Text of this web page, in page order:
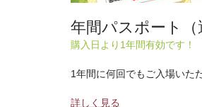
年間パスポート（
購入日より1年間有効です！
1年間に何回でもご入場いた
詳しく見る